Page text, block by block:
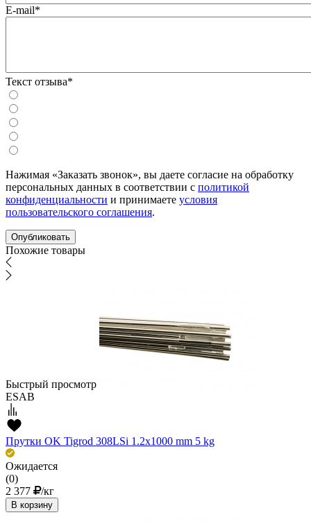
E-mail*
Текст отзыва*
Нажимая «Заказать звонок», вы даете согласие на обработку
персональных данных в соответствии с политикой
конфиденциальности и принимаете условия
пользовательского соглашения.
Похожие товары
Быстрый просмотр
ESAB
Прутки OK Tigrod 308LSi 1.2x1000 mm 5 kg
Ожидается
(0)
2 377
/кг
В корзину